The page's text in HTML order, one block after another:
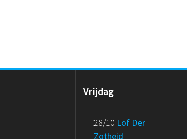
Vrijdag
28/10 Lof Der
Zotheid